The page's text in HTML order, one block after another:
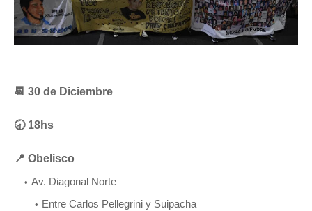
📆 30 de Diciembre
🕣 18hs
📍 Obelisco
Av. Diagonal Norte
Entre Carlos Pellegrini y Suipacha